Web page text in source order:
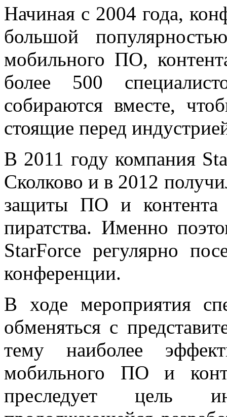
Начиная с 2004 года,
большой
мобильного ПО,
более 500
собираются вместе,
стоящие перед
В 2011 году компания
Сколково и в 2012
защиты ПО и контента
пиратства. Именно
StarForce регулярно
конференции.
В ходе мероприятия
обменяться с
тему наиболее
мобильного ПО и
преследует цель